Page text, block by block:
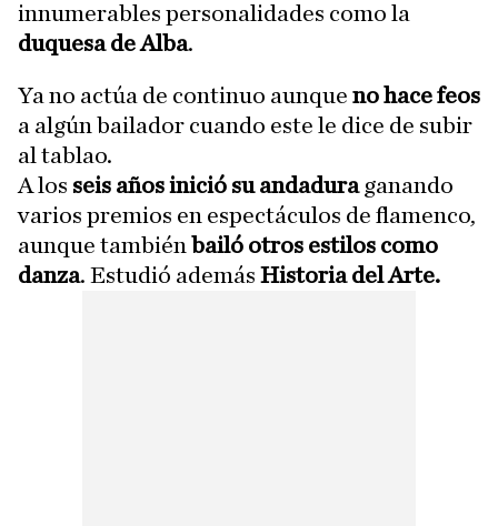
innumerables personalidades como la
duquesa de Alba.
Ya no actúa de continuo aunque no hace feos
a algún bailador cuando este le dice de subir
al tablao.
A los seis años inició su andaduraganando
varios premios en espectáculos de flamenco,
aunque también bailó otros estilos como
danza. Estudió además Historia del Arte.